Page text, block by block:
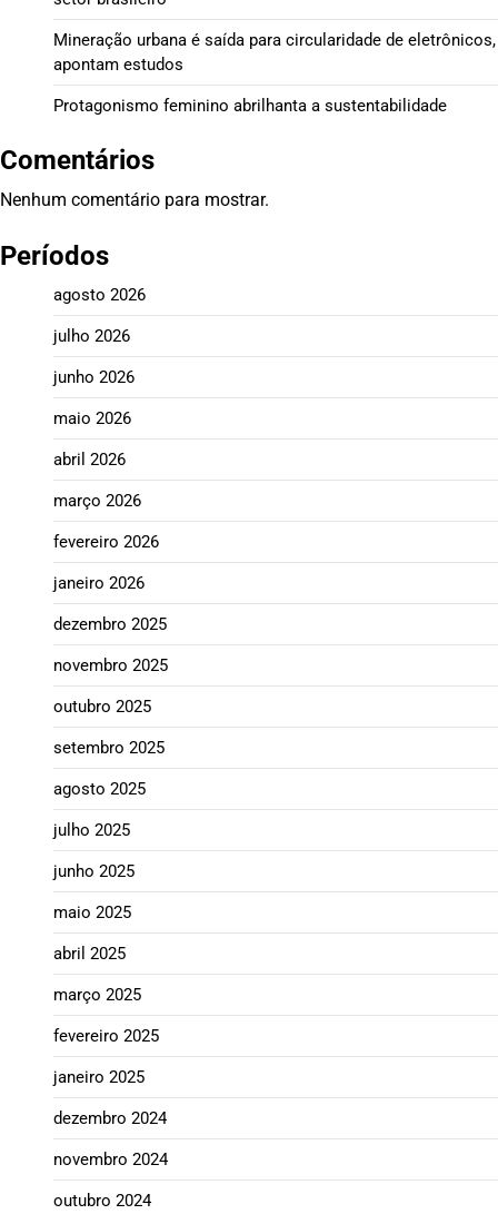
Mineração urbana é saída para circularidade de eletrônicos,
apontam estudos
Protagonismo feminino abrilhanta a sustentabilidade
Comentários
Nenhum comentário para mostrar.
Períodos
agosto 2026
julho 2026
junho 2026
maio 2026
abril 2026
março 2026
fevereiro 2026
janeiro 2026
dezembro 2025
novembro 2025
outubro 2025
setembro 2025
agosto 2025
julho 2025
junho 2025
maio 2025
abril 2025
março 2025
fevereiro 2025
janeiro 2025
dezembro 2024
novembro 2024
outubro 2024